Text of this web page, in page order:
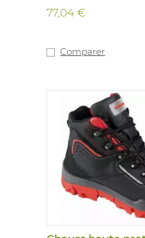
Semelle antistatique
assure la stabilité.
températures jusqu'à
77,04 €
Comparer